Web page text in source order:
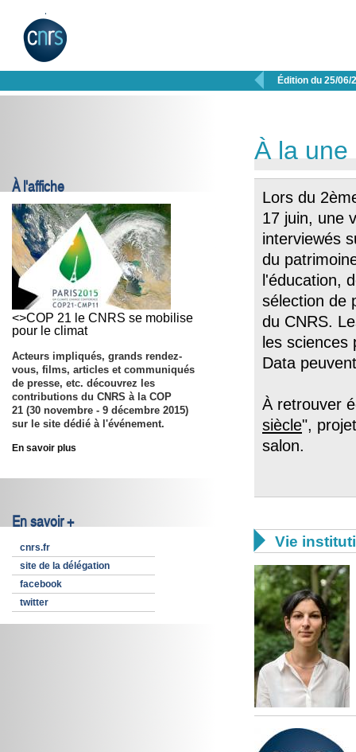
 Édition du 25/06/
À l'affiche
<>COP 21 le CNRS se mobilise
pour le climat
Acteurs impliqués, grands rendez-
vous, films, articles et communiqués
de presse, etc. découvrez les
contributions du CNRS à la COP
21 (30 novembre - 9 décembre 2015)
sur le site dédié à l'événement.
En savoir plus
En savoir +
cnrs.fr
site de la délégation
facebook
twitter
À la une
Lors du
17 juin, une
interviewés
du
l'éducation,
sélection de
du CNRS.
les
Data
À retrouver
siècle",
salon.
 Vie